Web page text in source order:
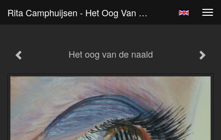
Rita Camphuijsen - Het Oog Van De Naald
Het oog van de naald